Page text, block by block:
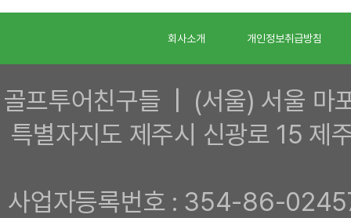
회사소개 개인정보취급방침
골프투어친구들 | (서울) 서울
특별자지도 제주시 신광로 15
사업자등록번호 : 354-86-